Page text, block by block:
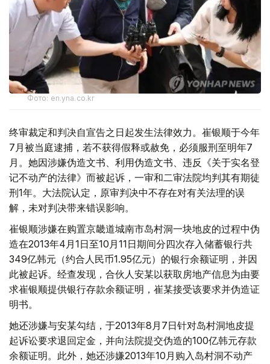
Фото: en.yna.co.kr
终审裁定和判决自宣告之日起发生法律效力。崔银顺于今年
7月被当庭逮捕，若不获得假释或赦免，必须服刑至明年7
月。她因涉嫌伪造文书、利用伪造文书、违反《关于实名登
记不动产的法律》而被起诉，一审和二审法院均判其有期徒
刑1年。大法院认定，原审判决中不存在对有关法理的误
解，未对判决带来错误影响。
崔银顺涉嫌在购置京畿道城南市岛村洞一块地皮的过程中伪
造在2013年4月1日至10月11日期间分四次存入储蓄银行共
349亿韩元（约合人民币1.95亿元）的银行余额证明，并因
此被起诉。经查发现，合伙人安某以获取房地产信息为由要
求崔银顺提供银行存款余额证明，崔某接受该要求并伪造证
明书。
她还涉嫌与安某勾结，于2013年8月7日针对岛村洞地皮提
起诉讼要求退回定金，并向法院提交伪造的100亿韩元存款
余额证明。此外，她还涉嫌2013年10月购入岛村洞不动产